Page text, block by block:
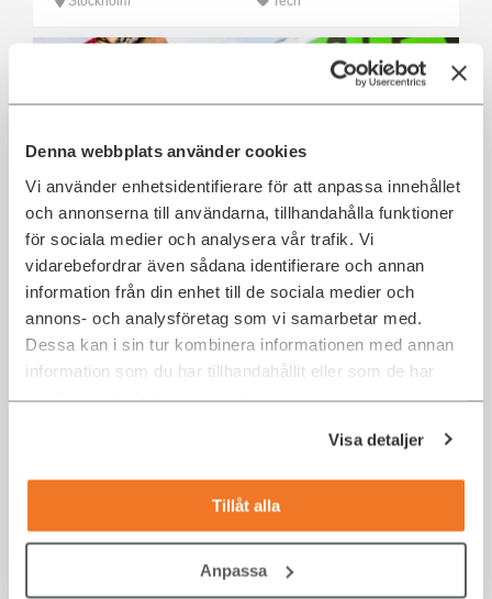
Denna webbplats använder cookies
Vi använder enhetsidentifierare för att anpassa innehållet
och annonserna till användarna, tillhandahålla funktioner
för sociala medier och analysera vår trafik. Vi
vidarebefordrar även sådana identifierare och annan
information från din enhet till de sociala medier och
annons- och analysföretag som vi samarbetar med.
Dessa kan i sin tur kombinera informationen med annan
information som du har tillhandahållit eller som de har
samlat in när du har använt deras tjänster.
Visa detaljer
Tillåt alla
Anpassa
IT-säkerhetsansvarig till Green Cargo
Stockholm
Stockholm IT Security